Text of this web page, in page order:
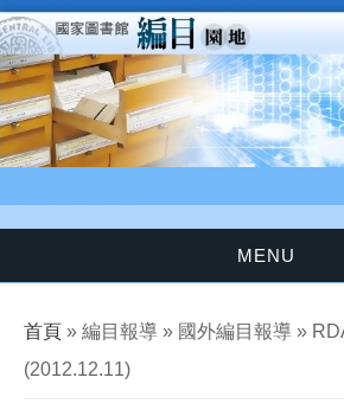
移至主內容
MENU
您在這裡
首頁 » 編目報導 » 國外編目報導 »
(2012.12.11)